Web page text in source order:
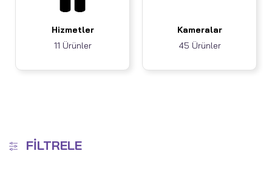
Hizmetler
11 Ürünler
Kameralar
45 Ürünler
FILTRELE